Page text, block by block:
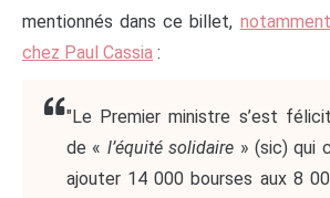
mentionnés dans ce billet,
chez Paul Cassia :
"Le Premier ministre s’est
de « l’équité solidaire » (sic) qui
ajouter 14 000 bourses aux 8